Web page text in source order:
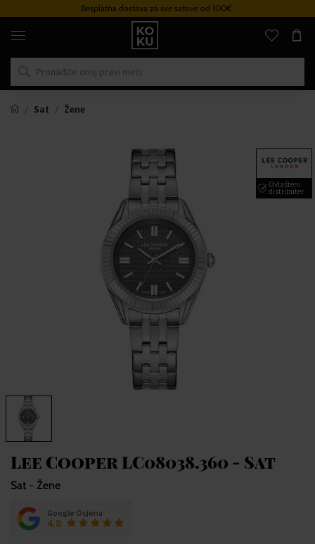
Besplatna dostava za sve satove od 100€
Originalni
parfemi
satovi
na
mjestu
Sat
Žene
Ovlašteni
distributer
Lee Cooper LC08038.360 - Sat
Sat - Žene
Google Ocjena
4.8